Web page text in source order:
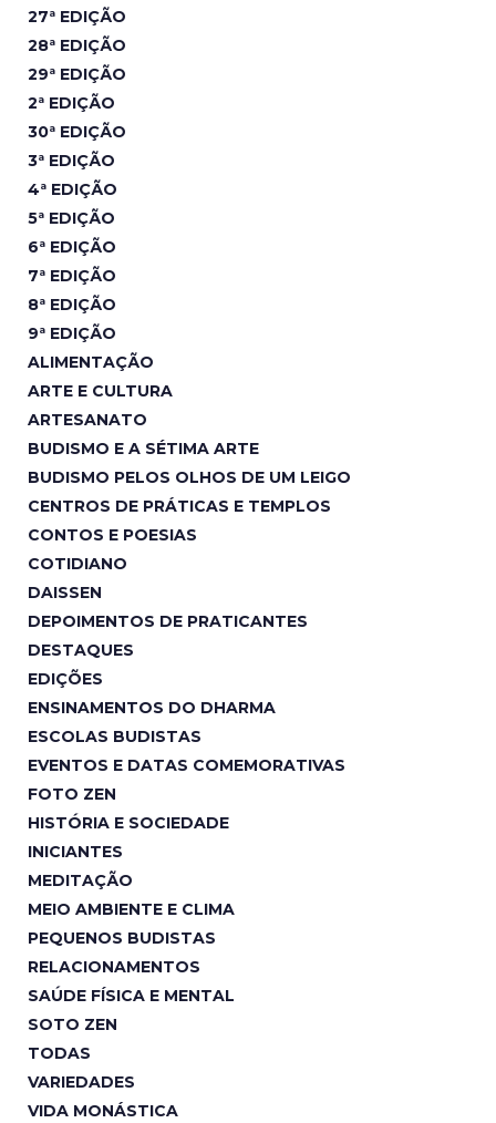
27ª EDIÇÃO
28ª EDIÇÃO
29ª EDIÇÃO
2ª EDIÇÃO
30ª EDIÇÃO
3ª EDIÇÃO
4ª EDIÇÃO
5ª EDIÇÃO
6ª EDIÇÃO
7ª EDIÇÃO
8ª EDIÇÃO
9ª EDIÇÃO
ALIMENTAÇÃO
ARTE E CULTURA
ARTESANATO
BUDISMO E A SÉTIMA ARTE
BUDISMO PELOS OLHOS DE UM LEIGO
CENTROS DE PRÁTICAS E TEMPLOS
CONTOS E POESIAS
COTIDIANO
DAISSEN
DEPOIMENTOS DE PRATICANTES
DESTAQUES
EDIÇÕES
ENSINAMENTOS DO DHARMA
ESCOLAS BUDISTAS
EVENTOS E DATAS COMEMORATIVAS
FOTO ZEN
HISTÓRIA E SOCIEDADE
INICIANTES
MEDITAÇÃO
MEIO AMBIENTE E CLIMA
PEQUENOS BUDISTAS
RELACIONAMENTOS
SAÚDE FÍSICA E MENTAL
SOTO ZEN
TODAS
VARIEDADES
VIDA MONÁSTICA